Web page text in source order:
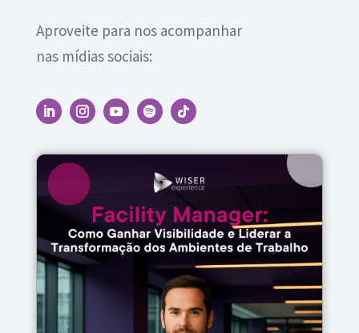
Aproveite para nos acompanhar
nas mídias sociais: